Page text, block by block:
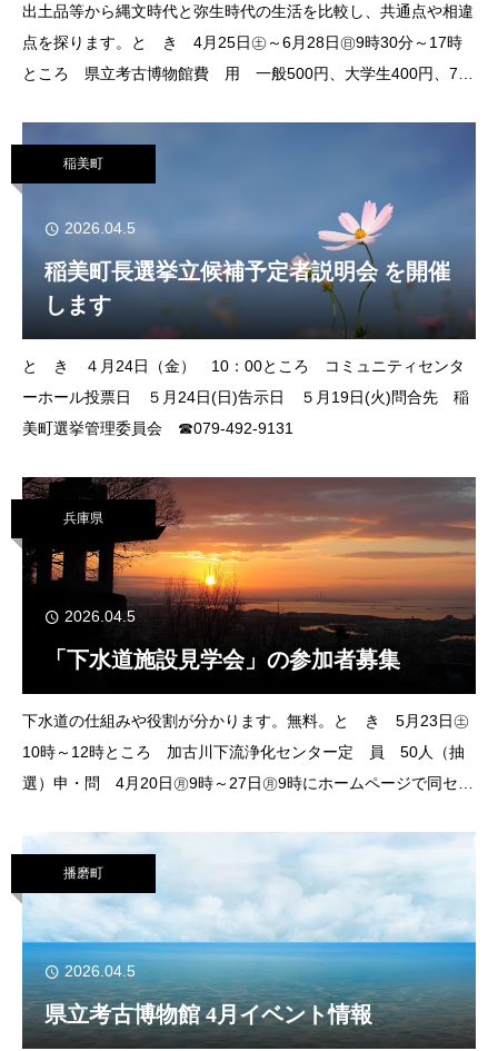
出土品等から縄文時代と弥生時代の生活を比較し、共通点や相違
点を探ります。と き 4月25日㊏～6月28日㊐9時30分～17時
ところ 県立考古博物館費 用 一般500円、大学生400円、70
稲美町
2026.04.5
稲美町長選挙立候補予定者説明会 を開催
します
と き ４月24日（金） 10：00ところ コミュニティセンタ
ーホール投票日 ５月24日(日)告示日 ５月19日(火)問合先 稲
美町選挙管理委員会 ☎079-492-9131
兵庫県
2026.04.5
「下水道施設見学会」の参加者募集
下水道の仕組みや役割が分かります。無料。と き 5月23日㊏
10時～12時ところ 加古川下流浄化センター定 員 50人（抽
選）申・問 4月20日㊊9時～27日㊊9時にホームページで同セン
播磨町
2026.04.5
県立考古博物館 4月イベント情報